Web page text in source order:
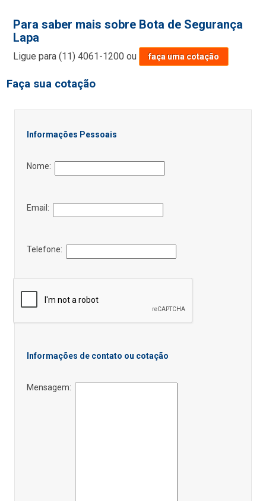
Para saber mais sobre Bota de Segurança
Lapa
Ligue para(11) 4061-1200 ou faça uma cotação
Faça sua cotação
Informações Pessoais
Nome:
Email:
Telefone:
Informações de contato ou cotação
Mensagem: